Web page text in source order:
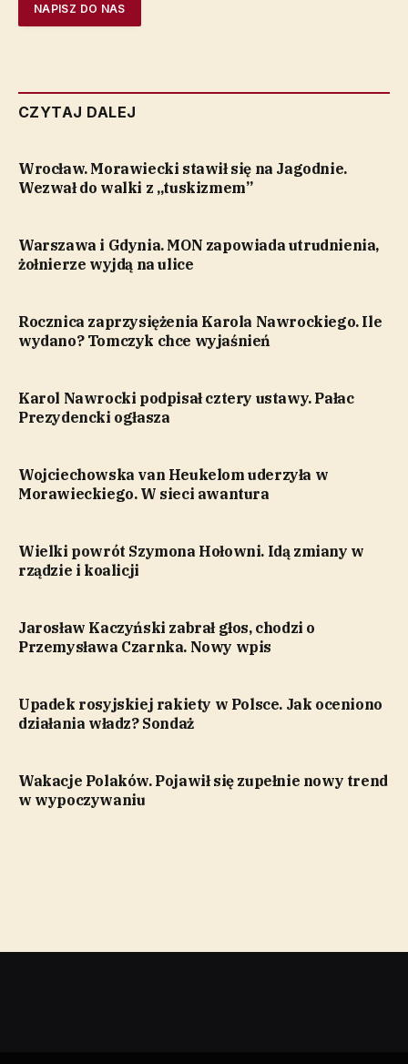
NAPISZ DO NAS
CZYTAJ DALEJ
Wrocław. Morawiecki stawił się na Jagodnie.
Wezwał do walki z „tuskizmem”
Warszawa i Gdynia. MON zapowiada utrudnienia,
żołnierze wyjdą na ulice
Rocznica zaprzysiężenia Karola Nawrockiego. Ile
wydano? Tomczyk chce wyjaśnień
Karol Nawrocki podpisał cztery ustawy. Pałac
Prezydencki ogłasza
Wojciechowska van Heukelom uderzyła w
Morawieckiego. W sieci awantura
Wielki powrót Szymona Hołowni. Idą zmiany w
rządzie i koalicji
Jarosław Kaczyński zabrał głos, chodzi o
Przemysława Czarnka. Nowy wpis
Upadek rosyjskiej rakiety w Polsce. Jak oceniono
działania władz? Sondaż
Wakacje Polaków. Pojawił się zupełnie nowy trend
w wypoczywaniu